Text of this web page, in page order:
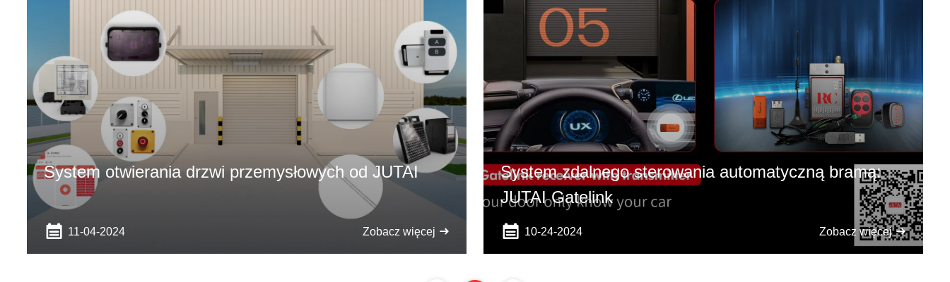
System otwierania drzwi przemysłowych od JUTAI
11-04-2024 Zobacz więcej
System zdalnego sterowania automatyczną bramą:
JUTAI Gatelink
10-24-2024 Zobacz więcej